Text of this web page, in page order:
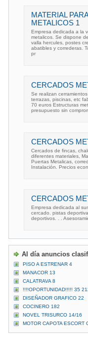
MATERIAL
METALICOS 1
Empresa dedicada a la
metalicos. Se dispone
valla hercules, postes
abatibles y correderas.
pr
CERCADOS
Se realizan
terrazas, piscinas, etc
70 euros Estructuras
presupuesto sin
CERCADOS
Cercados de fincas,
diferentes materiales,
Puertas Metalicas,
Instalación. Precios
CERCADOS
Empresa dedicada al
cercado. pistas
deportivos. . .
Al día anuncios
PISO A ESTRENAR 4
MANACOR 13
CALATRAVA 8
!!!!OPORTUNIDAD!!!!! 35
DISEÑADOR GRAFICO 22
COCINERO 182
NOVEL TRISURCO 14/16
MOTOR CAPOTA ESCORT